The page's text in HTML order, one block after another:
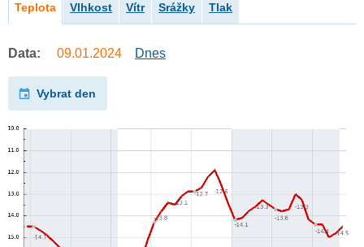
Teplota Vlhkost Vítr Srážky Tlak
Data: 09.01.2024 Dnes
Vybrat den